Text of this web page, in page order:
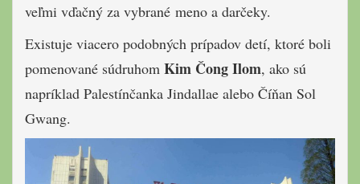
veľmi vďačný za vybrané meno a darčeky.
Existuje viacero podobných prípadov detí, ktoré boli
pomenované súdruhom Kim Čong Ilom, ako sú
napríklad Palestínčanka Jindallae alebo Číňan Sol
Gwang.